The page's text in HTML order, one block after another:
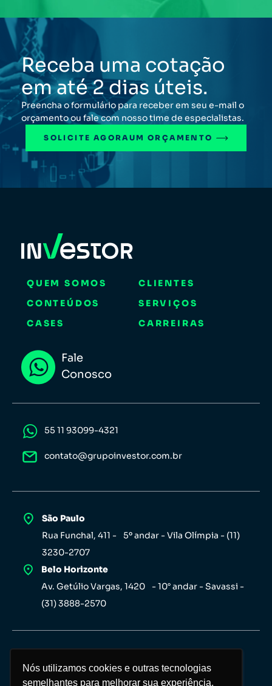
Nós utilizamos cookies e outras tecnologias
semelhantes para melhorar sua experiência,
Nós utilizamos cookies e outras tecnologias
semelhantes para melhorar sua experiência,
Receba uma cotação
em até 2 dias úteis.
Preencha o formulário para receber em seu e-mail o
orçamento ou fale com nosso time de especialistas.
SOLICITE AGORAUM ORÇAMENTO
QUEM SOMOS
CLIENTES
CONTEÚDOS
SERVIÇOS
CASES
CARREIRAS
Fale
Conosco
55 11 93099-4321
contato@grupoinvestor.com.br
São Paulo
Rua Funchal, 411 - 5º andar - Vila Olímpia - (11)
3230-2707
Belo Horizonte
Av. Getúlio Vargas, 1420 - 10° andar - Savassi -
(31) 3888-2570